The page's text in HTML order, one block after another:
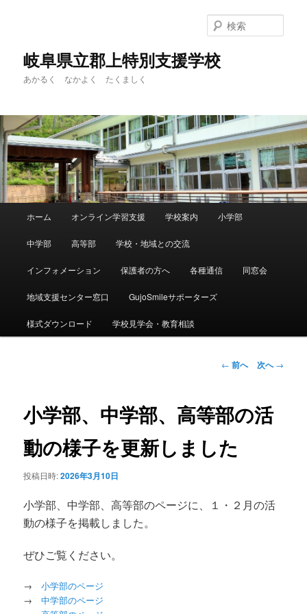
岐阜県立郡上特別支援学校
あかるく なかよく たくましく
索
メ
イ
ン
ン
ツ
へ
移
動
ホーム オンライン学習支援 学校案内 小学部
中学部 高等部 学校・地域との交流
インフォメーション 保護者の方へ 各種通信 同窓会
地域支援センター窓口 GujoSmileサポーターズ
様式ダウンロード 学校見学会・教育相談
投
ビ
ゲ
シ
← 前へ 次へ→
小学部、中学部、高等部の活
動の様子を更新しました
投稿日時:2026年3月10日
小学部、中学部、高等部のページに、１・２月の活
動の様子を掲載しました。
ぜひご覧ください。
→小学部のページ
→中学部のページ